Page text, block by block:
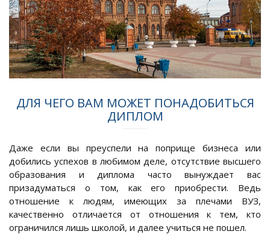
ДЛЯ ЧЕГО ВАМ МОЖЕТ ПОНАДОБИТЬСЯ
ДИПЛОМ
Даже если вы преуспели на поприще бизнеса или
добились успехов в любимом деле, отсутствие высшего
образования и диплома часто вынуждает вас
призадуматься о том, как его приобрести. Ведь
отношение к людям, имеющих за плечами ВУЗ,
качественно отличается от отношения к тем, кто
ограничился лишь школой, и далее учиться не пошел.